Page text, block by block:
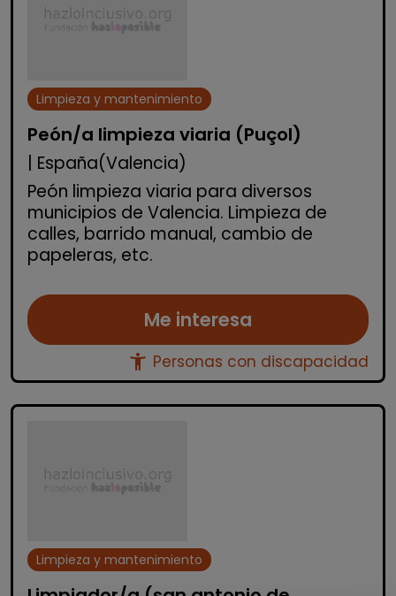
Limpieza y mantenimiento
Peón/a limpieza viaria (Puçol)
| España(Valencia)
Peón limpieza viaria para diversos
municipios de Valencia. Limpieza de
calles, barrido manual, cambio de
papeleras, etc.
Me interesa
accessibility_new Personas con discapacidad
Limpieza y mantenimiento